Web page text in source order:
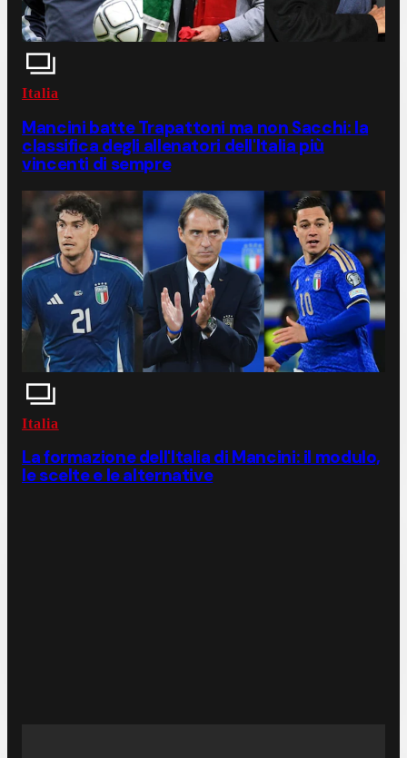
Italia
Mancini batte Trapattoni ma non Sacchi: la
classifica degli allenatori dell'Italia più
vincenti di sempre
Italia
La formazione dell'Italia di Mancini: il modulo,
le scelte e le alternative